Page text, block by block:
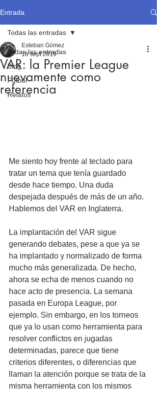
Entrada
Todas las entradas
Blog
Fútbol
Relatos
Todas las entradas
VAR: la Premier League
nuevamente como
referencia
Esteban Gómez
18 sept 2019
Me siento hoy frente al teclado para
tratar un tema que tenía guardado
desde hace tiempo. Una duda
despejada después de más de un año.
Hablemos del VAR en Inglaterra.
La implantación del VAR sigue
generando debates, pese a que ya se
ha implantado y normalizado de forma
mucho más generalizada. De hecho,
ahora se echa de menos cuando no
hace acto de presencia. La semana
pasada en Europa League, por
ejemplo. Sin embargo, en los torneos
que ya lo usan como herramienta para
resolver conflictos en jugadas
determinadas, parece que tiene
criterios diferentes, o diferencias que
llaman la atención porque se trata de la
misma herramienta con los mismos